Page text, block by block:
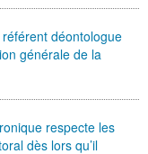
déontologue
générale de la
respecte les
dès lors qu’il